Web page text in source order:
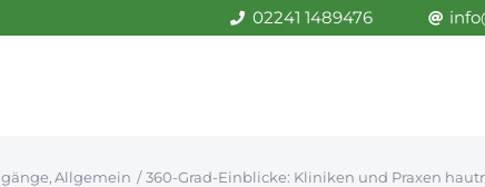
02241 1489476
Allgemein 360-Grad-Einblicke: Kliniken und Praxen